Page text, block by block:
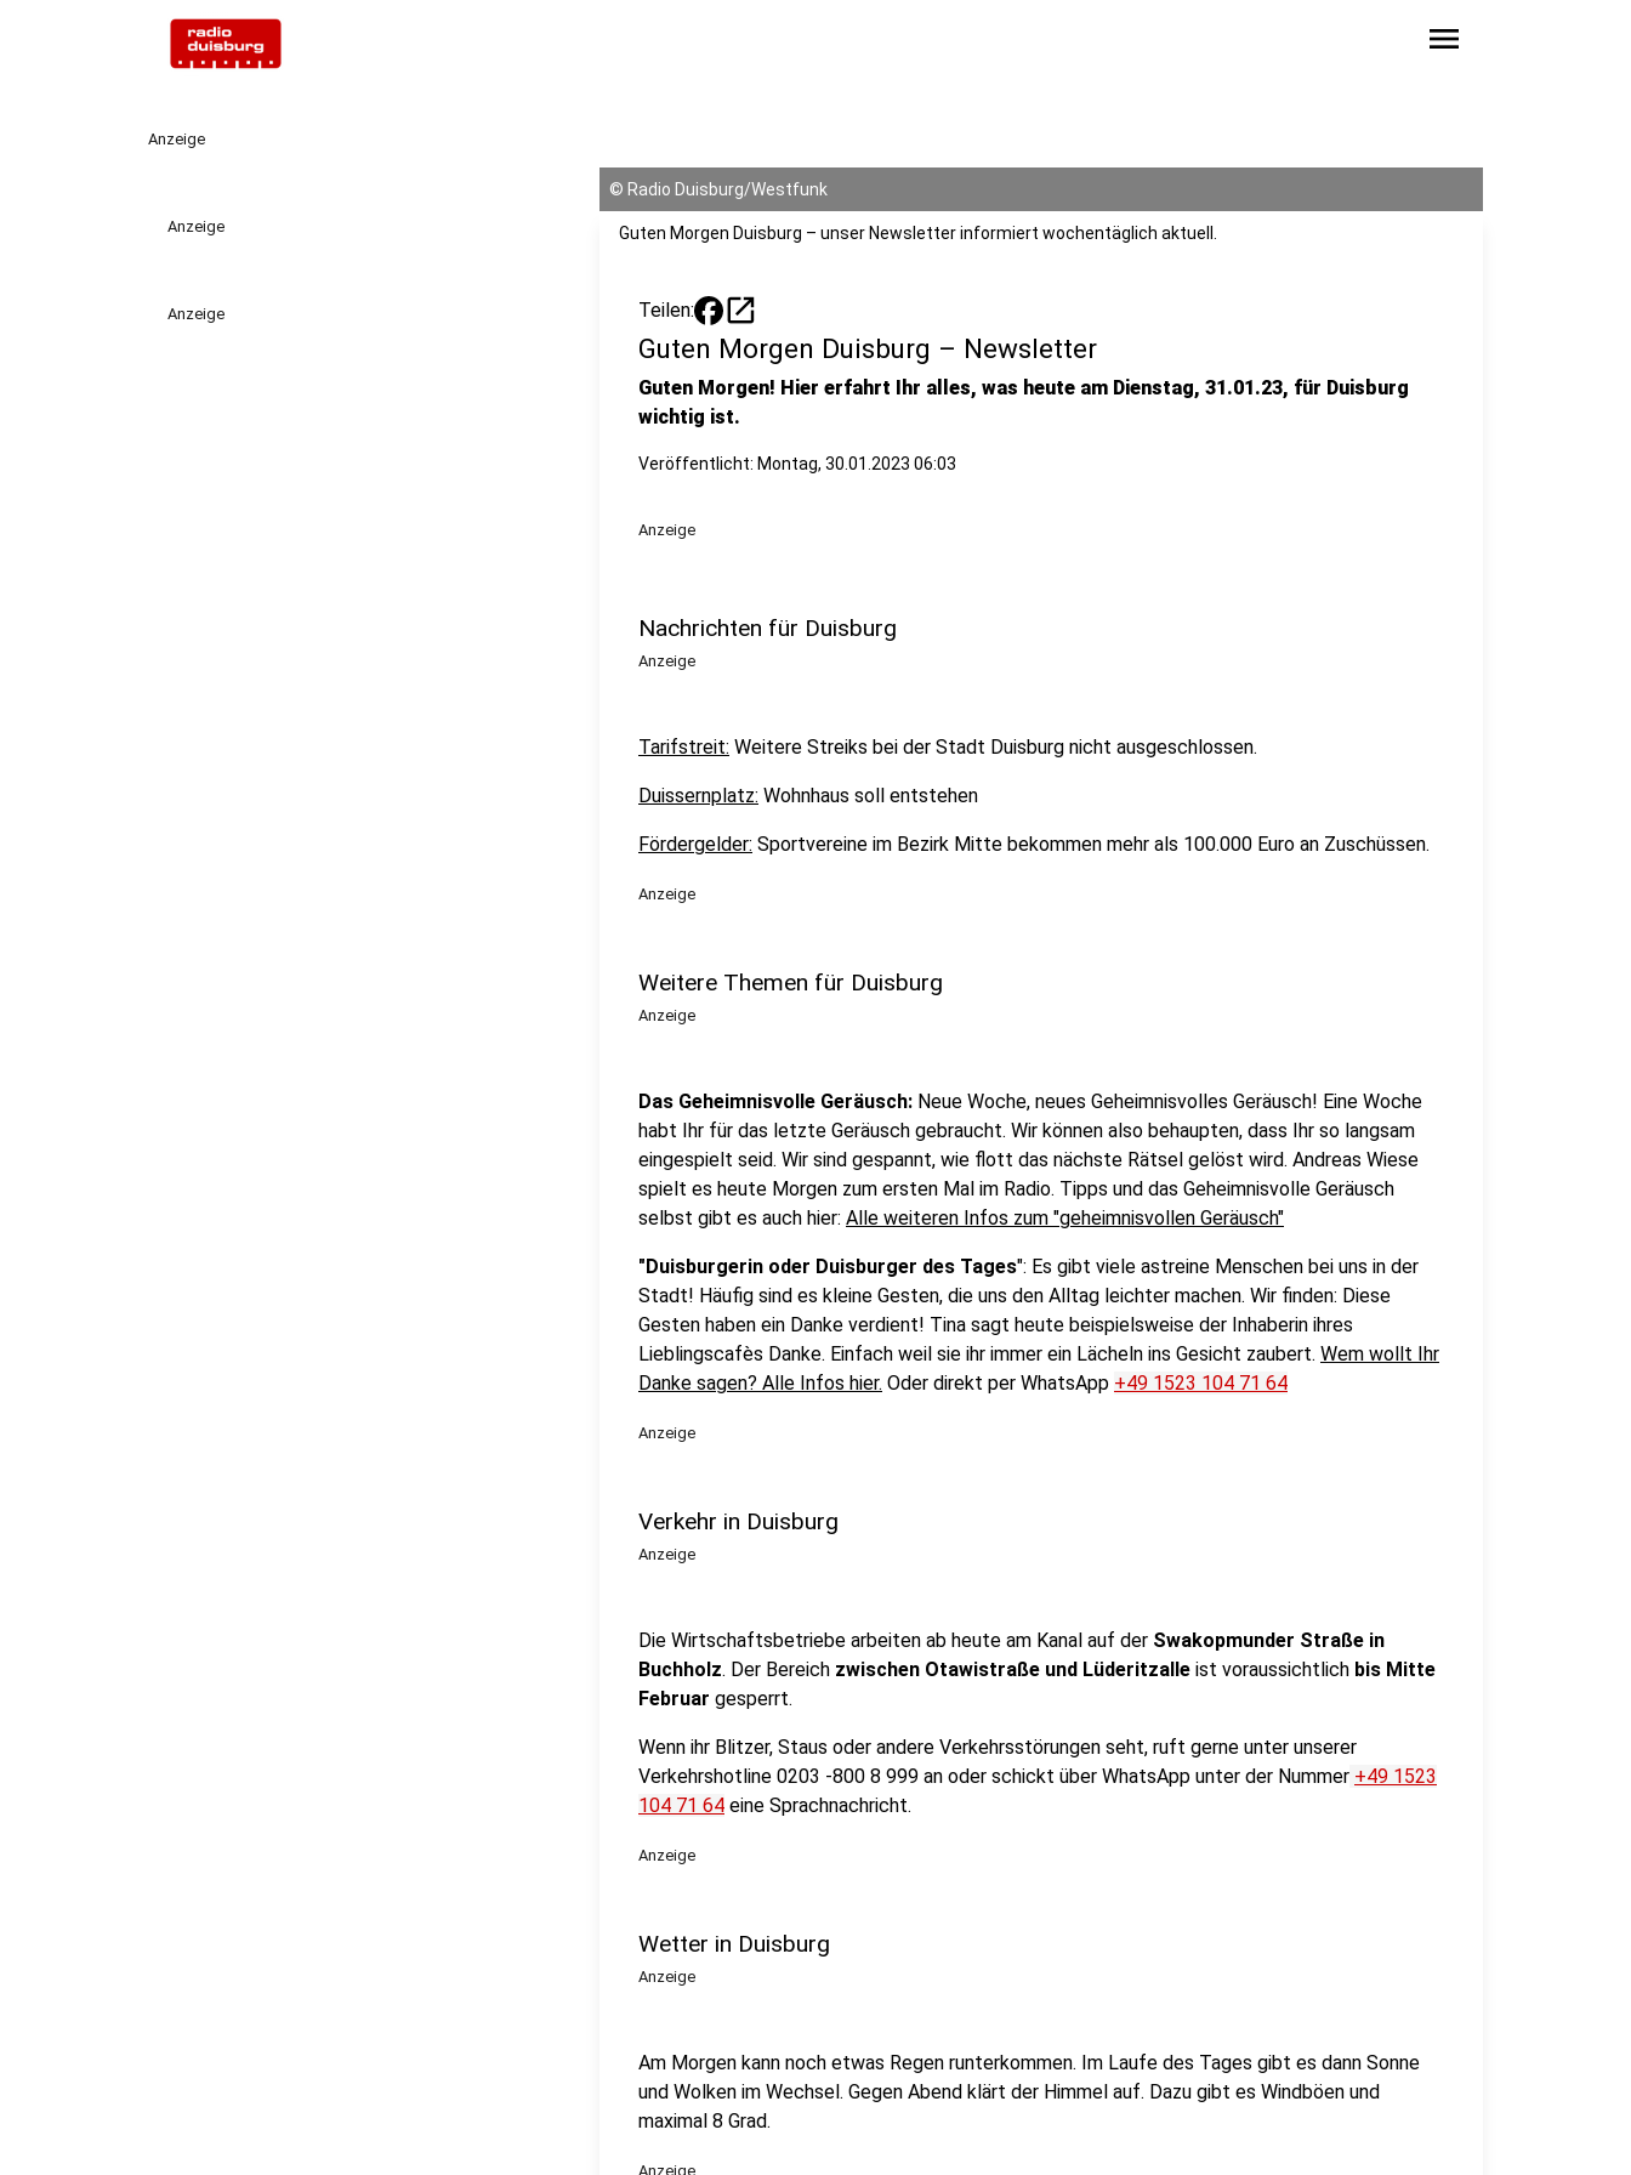
menu
Anzeige
Anzeige
Anzeige
© Radio Duisburg/Westfunk
Guten Morgen Duisburg – unser Newsletter informiert wochentäglich aktuell.
Teilen: open_in_new
Guten Morgen Duisburg – Newsletter
Guten Morgen! Hier erfahrt Ihr alles, was heute am Dienstag, 31.01.23, für Duisburg
wichtig ist.
Veröffentlicht: Montag, 30.01.2023 06:03
Anzeige
Nachrichten für Duisburg
Anzeige
Tarifstreit: Weitere Streiks bei der Stadt Duisburg nicht ausgeschlossen.
Duissernplatz: Wohnhaus soll entstehen
Fördergelder: Sportvereine im Bezirk Mitte bekommen mehr als 100.000 Euro an Zuschüssen.
Anzeige
Weitere Themen für Duisburg
Anzeige
Das Geheimnisvolle Geräusch: Neue Woche, neues Geheimnisvolles Geräusch! Eine Woche
habt Ihr für das letzte Geräusch gebraucht. Wir können also behaupten, dass Ihr so langsam
eingespielt seid. Wir sind gespannt, wie flott das nächste Rätsel gelöst wird. Andreas Wiese
spielt es heute Morgen zum ersten Mal im Radio. Tipps und das Geheimnisvolle Geräusch
selbst gibt es auch hier: Alle weiteren Infos zum "geheimnisvollen Geräusch"
"Duisburgerin oder Duisburger des Tages": Es gibt viele astreine Menschen bei uns in der
Stadt! Häufig sind es kleine Gesten, die uns den Alltag leichter machen. Wir finden: Diese
Gesten haben ein Danke verdient! Tina sagt heute beispielsweise der Inhaberin ihres
Lieblingscafès Danke. Einfach weil sie ihr immer ein Lächeln ins Gesicht zaubert. Wem wollt Ihr
Danke sagen? Alle Infos hier. Oder direkt per WhatsApp +49 1523 104 71 64
Anzeige
Verkehr in Duisburg
Anzeige
Die Wirtschaftsbetriebe arbeiten ab heute am Kanal auf der Swakopmunder Straße in
Buchholz. Der Bereich zwischen Otawistraße und Lüderitzalle ist voraussichtlich bis Mitte
Februar gesperrt.
Wenn ihr Blitzer, Staus oder andere Verkehrsstörungen seht, ruft gerne unter unserer
Verkehrshotline 0203 -800 8 999 an oder schickt über WhatsApp unter der Nummer +49 1523
104 71 64 eine Sprachnachricht.
Anzeige
Wetter in Duisburg
Anzeige
Am Morgen kann noch etwas Regen runterkommen. Im Laufe des Tages gibt es dann Sonne
und Wolken im Wechsel. Gegen Abend klärt der Himmel auf. Dazu gibt es Windböen und
maximal 8 Grad.
Anzeige